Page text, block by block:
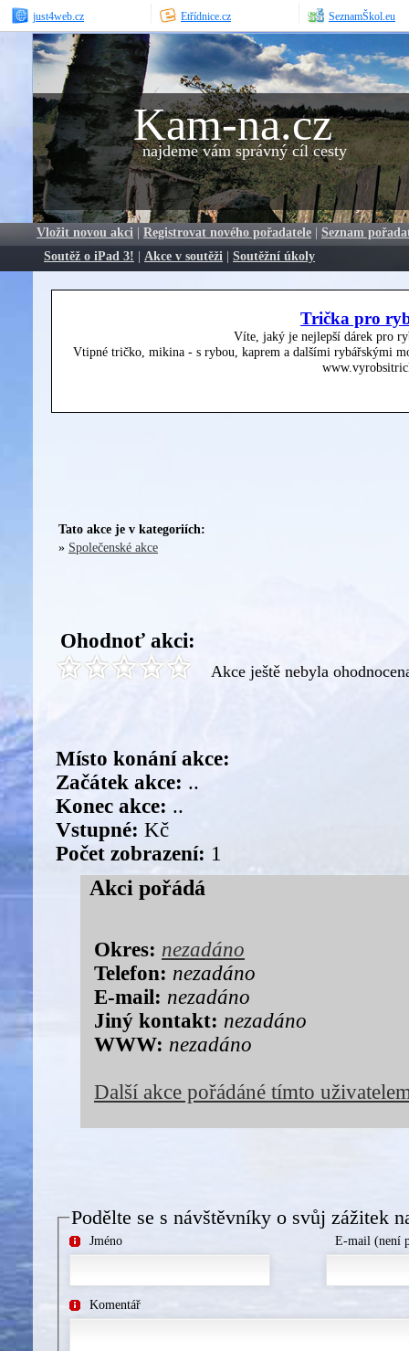
just4web.cz Etřídnice.cz SeznamŠkol.eu
Kam-na.cz
najdeme vám správný cíl cesty
Vložit novou akci | Registrovat nového pořadatele | Seznam
Soutěž o iPad 3! | Akce v soutěži | Soutěžní úkoly
Trička pro
Víte, jaký je nejlepší dárek pro
Vtipné tričko, mikina - s rybou, kaprem a dalšími rybářskými
Tato akce je v kategoriích:
» Společenské akce
Ohodnoť akci:
Akce ještě nebyla
Místo konání akce:
Začátek akce: ..
Konec akce: ..
Vstupné: Kč
Počet zobrazení: 1
Akci pořádá
Okres: nezadáno
Telefon: nezadáno
E-mail: nezadáno
Jiný kontakt: nezadáno
WWW: nezadáno
Další akce pořádáné tímto
Podělte se s návštěvníky o svůj zážitek
Jméno E-mail (není
Komentář